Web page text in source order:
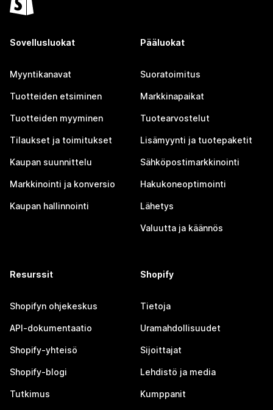
Sovellusluokat
Myyntikanavat
Tuotteiden etsiminen
Tuotteiden myyminen
Tilaukset ja toimitukset
Kaupan suunnittelu
Markkinointi ja konversio
Kaupan hallinnointi
Pääluokat
Suoratoimitus
Markkinapaikat
Tuotearvostelut
Lisämyynti ja tuotepaketit
Sähköpostimarkkinointi
Hakukoneoptimointi
Lähetys
Valuutta ja käännös
Resurssit
Shopifyn ohjekeskus
API-dokumentaatio
Shopify-yhteisö
Shopify-blogi
Tutkimus
Shopify
Tietoja
Uramahdollisuudet
Sijoittajat
Lehdistö ja media
Kumppanit